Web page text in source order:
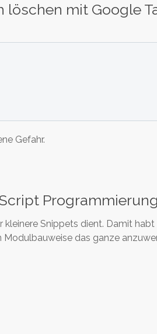
mit Google
Gefahr.
Snippets dient. Damit
Modulbauweise das ganze